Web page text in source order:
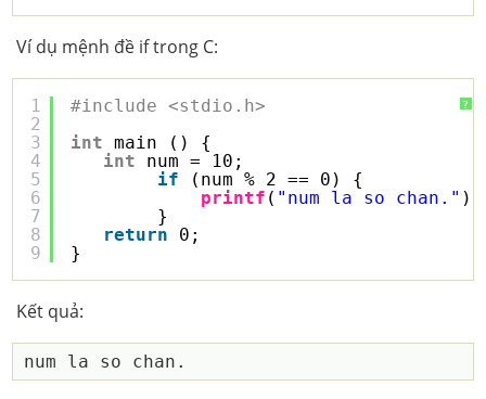
Ví dụ mệnh đề if trong C:
?
1
2
3
4
5
6
7
8
9
#include <stdio.h>
int
main () {
int
num = 10;
if
(num % 2 == 0) {
printf ( "num la so chan." );
}
return
0;
}
Kết quả: